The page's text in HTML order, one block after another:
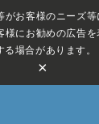
がお客様のニーズ等
様にお勧めの広告を
場合があります。
×